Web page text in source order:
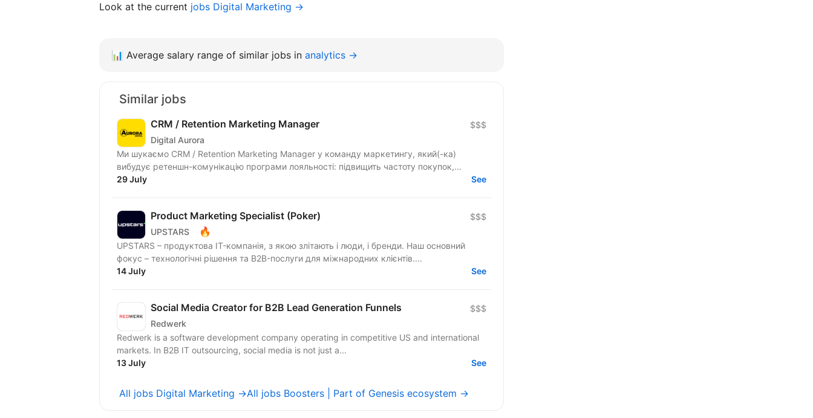
Look at the current jobs Digital Marketing →
📊 Average salary range of similar jobs in analytics →
Similar jobs
CRM / Retention Marketing Manager
Digital Aurora
$$$
Ми шукаємо CRM / Retention Marketing Manager у команду маркетингу, який(-ка)
вибудує ретеншн-комунікацію програми лояльності: підвищить частоту покупок,...
29 July
See
Product Marketing Specialist (Poker)
UPSTARS 🔥
$$$
UPSTARS – продуктова IT-компанія, з якою злітають і люди, і бренди. Наш основний
фокус – технологічні рішення та B2B-послуги для міжнародних клієнтів....
14 July
See
Social Media Creator for B2B Lead Generation Funnels
Redwerk
$$$
Redwerk is a software development company operating in competitive US and international
markets. In B2B IT outsourcing, social media is not just a...
13 July
See
All jobs Digital Marketing →All jobs Boosters | Part of Genesis ecosystem →